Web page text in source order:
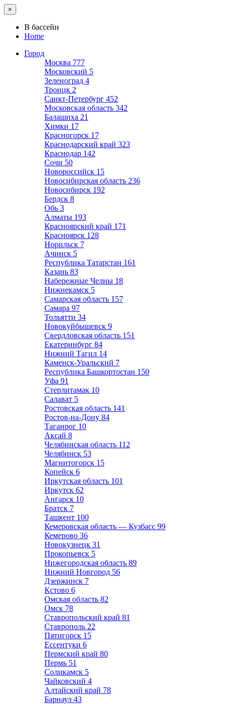
×
В бассейн
Home
Город
Москва 777
Московский 5
Зеленоград 4
Троицк 2
Санкт-Петербург 452
Московская область 342
Балашиха 21
Химки 17
Красногорск 17
Краснодарский край 323
Краснодар 142
Сочи 50
Новороссийск 15
Новосибирская область 236
Новосибирск 192
Бердск 8
Обь 3
Алматы 193
Красноярский край 171
Красноярск 128
Норильск 7
Ачинск 5
Республика Татарстан 161
Казань 83
Набережные Челны 18
Нижнекамск 5
Самарская область 157
Самара 97
Тольятти 34
Новокуйбышевск 9
Свердловская область 151
Екатеринбург 84
Нижний Тагил 14
Каменск-Уральский 7
Республика Башкортостан 150
Уфа 91
Стерлитамак 10
Салават 5
Ростовская область 141
Ростов-на-Дону 84
Таганрог 10
Аксай 8
Челябинская область 112
Челябинск 53
Магнитогорск 15
Копейск 6
Иркутская область 101
Иркутск 62
Ангарск 10
Братск 7
Ташкент 100
Кемеровская область — Кузбасс 99
Кемерово 36
Новокузнецк 31
Прокопьевск 5
Нижегородская область 89
Нижний Новгород 56
Дзержинск 7
Кстово 6
Омская область 82
Омск 78
Ставропольский край 81
Ставрополь 22
Пятигорск 15
Ессентуки 6
Пермский край 80
Пермь 51
Соликамск 5
Чайковский 4
Алтайский край 78
Барнаул 43